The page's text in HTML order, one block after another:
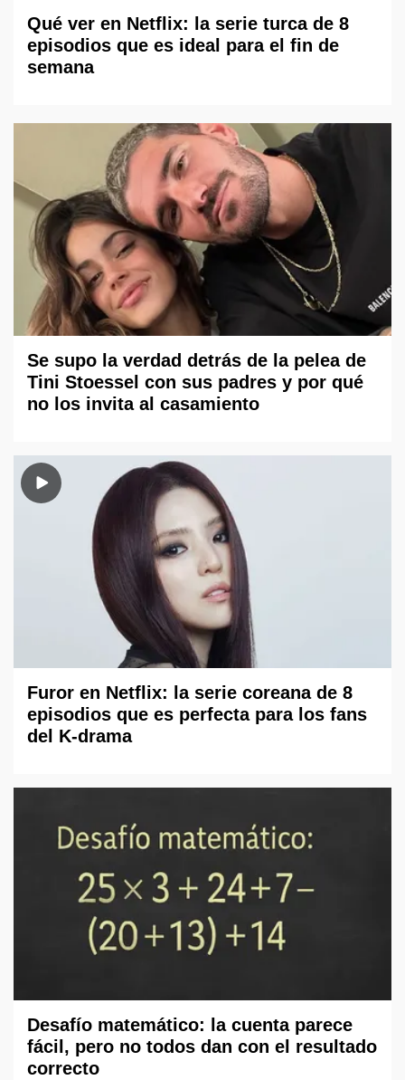
Qué ver en Netflix: la serie turca de 8
episodios que es ideal para el fin de
semana
Se supo la verdad detrás de la pelea de
Tini Stoessel con sus padres y por qué
no los invita al casamiento
Furor en Netflix: la serie coreana de 8
episodios que es perfecta para los fans
del K-drama
Desafío matemático: la cuenta parece
fácil, pero no todos dan con el resultado
correcto